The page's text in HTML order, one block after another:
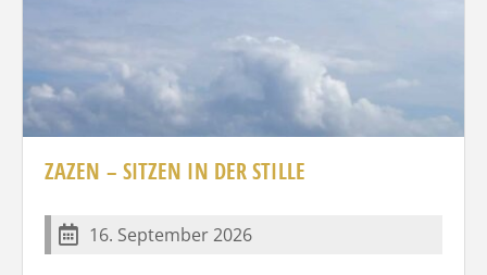
ZAZEN – SITZEN IN DER STILLE
16. September 2026